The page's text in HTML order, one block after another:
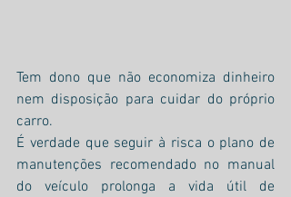
Tem dono que não economiza dinheiro
nem disposição para cuidar do próprio
carro.
É verdade que seguir à risca o plano de
manutenções recomendado no manual
do veículo prolonga a vida útil de